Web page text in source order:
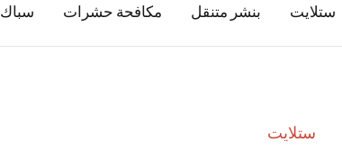
ستلايت بنشر متنقل مكافحة حشرات سباك
ستلايت